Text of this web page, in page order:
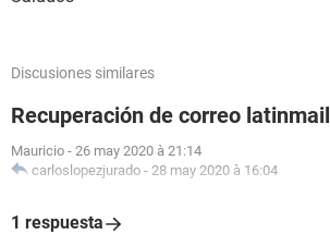
Discusiones similares
Recuperación de correo latinmail
Mauricio - 26 may 2020 à 21:14
carloslopezjurado - 28 may 2020 à 16:04
1 respuesta